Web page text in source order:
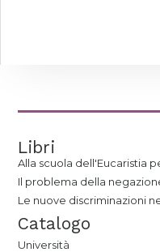
Libri
Alla scuola dell'Eucaristia
Il problema della
Le nuove discriminazioni
Catalogo
Università